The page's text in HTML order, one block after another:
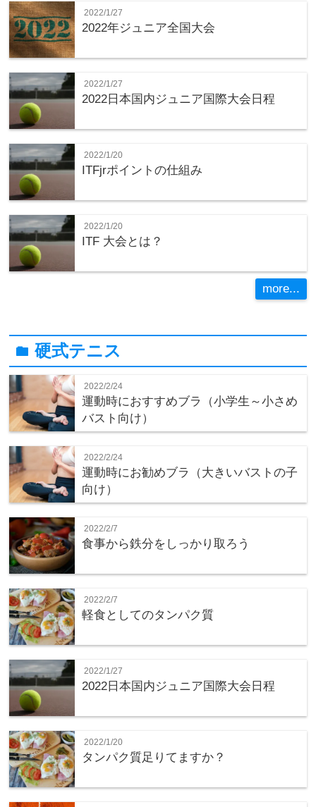
2022/1/27
2022年ジュニア全国大会
2022/1/27
2022日本国内ジュニア国際大会日程
2022/1/20
ITFjrポイントの仕組み
2022/1/20
ITF 大会とは？
more...
folder硬式テニス
2022/2/24
運動時におすすめブラ（小学生～小さめ
バスト向け）
2022/2/24
運動時にお勧めブラ（大きいバストの子
向け）
2022/2/7
食事から鉄分をしっかり取ろう
2022/2/7
軽食としてのタンパク質
2022/1/27
2022日本国内ジュニア国際大会日程
2022/1/20
タンパク質足りてますか？